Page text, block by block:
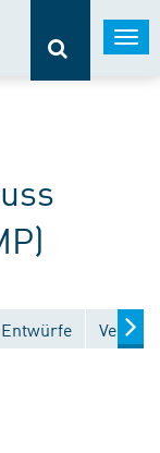
Entwürfe